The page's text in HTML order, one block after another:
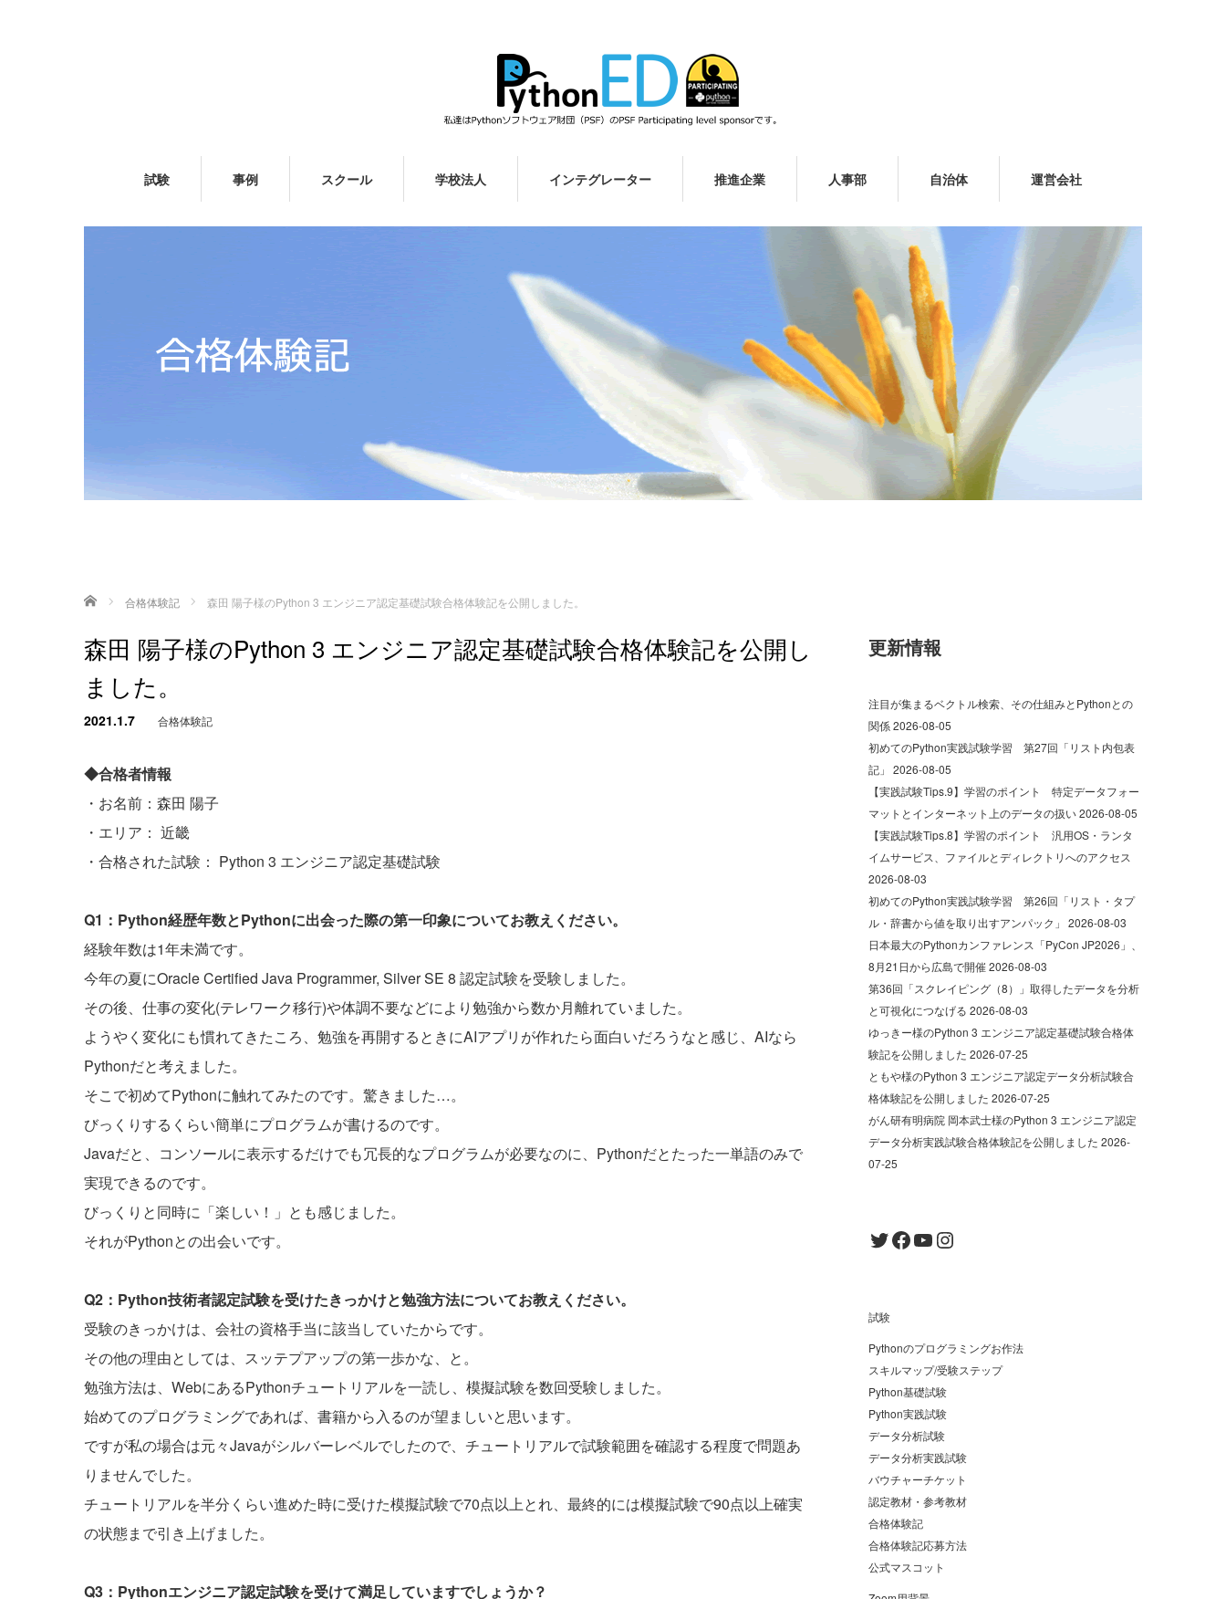
試験 事例 スクール 学校法人 インテグレーター 推進企業 人事部 自治体 運営会社
ホーム 合格体験記 森田 陽子様のPython 3 エンジニア認定基礎試験合格体験記を公開しました。
森田 陽子様のPython 3 エンジニア認定基礎試験合格体験記を公開し
ました。
2021.1.7 合格体験記
◆合格者情報
・お名前：森田 陽子
・エリア： 近畿
・合格された試験： Python 3 エンジニア認定基礎試験
Q1：Python経歴年数とPythonに出会った際の第一印象についてお教えください。
経験年数は1年未満です。
今年の夏にOracle Certified Java Programmer, Silver SE 8 認定試験を受験しました。
その後、仕事の変化(テレワーク移行)や体調不要などにより勉強から数か月離れていました。
ようやく変化にも慣れてきたころ、勉強を再開するときにAIアプリが作れたら面白いだろうなと感じ、AIなら
Pythonだと考えました。
そこで初めてPythonに触れてみたのです。驚きました…。
びっくりするくらい簡単にプログラムが書けるのです。
Javaだと、コンソールに表示するだけでも冗長的なプログラムが必要なのに、Pythonだとたった一単語のみで
実現できるのです。
びっくりと同時に「楽しい！」とも感じました。
それがPythonとの出会いです。
Q2：Python技術者認定試験を受けたきっかけと勉強方法についてお教えください。
受験のきっかけは、会社の資格手当に該当していたからです。
その他の理由としては、スッテプアップの第一歩かな、と。
勉強方法は、WebにあるPythonチュートリアルを一読し、模擬試験を数回受験しました。
始めてのプログラミングであれば、書籍から入るのが望ましいと思います。
ですが私の場合は元々Javaがシルバーレベルでしたので、チュートリアルで試験範囲を確認する程度で問題あ
りませんでした。
チュートリアルを半分くらい進めた時に受けた模擬試験で70点以上とれ、最終的には模擬試験で90点以上確実
の状態まで引き上げました。
Q3：Pythonエンジニア認定試験を受けて満足していますでしょうか？
更新情報
注目が集まるベクトル検索、その仕組みとPythonとの
関係2026-08-05
初めてのPython実践試験学習 第27回「リスト内包表
記」 2026-08-05
【実践試験Tips.9】学習のポイント 特定データフォー
マットとインターネット上のデータの扱い2026-08-05
【実践試験Tips.8】学習のポイント 汎用OS・ランタ
イムサービス、ファイルとディレクトリへのアクセス
2026-08-03
初めてのPython実践試験学習 第26回「リスト・タプ
ル・辞書から値を取り出すアンパック」 2026-08-03
日本最大のPythonカンファレンス「PyCon JP2026」、
8月21日から広島で開催2026-08-03
第36回「スクレイピング（8）」取得したデータを分析
と可視化につなげる 2026-08-03
ゆっきー様のPython 3 エンジニア認定基礎試験合格体
験記を公開しました 2026-07-25
ともや様のPython 3 エンジニア認定データ分析試験合
格体験記を公開しました 2026-07-25
がん研有明病院 岡本武士様のPython 3 エンジニア認定
データ分析実践試験合格体験記を公開しました 2026-
07-25
Twitter
Facebook
YouTube
Instagram
試験
Pythonのプログラミングお作法
スキルマップ/受験ステップ
Python基礎試験
Python実践試験
データ分析試験
データ分析実践試験
バウチャーチケット
認定教材・参考教材
合格体験記
合格体験記応募方法
公式マスコット